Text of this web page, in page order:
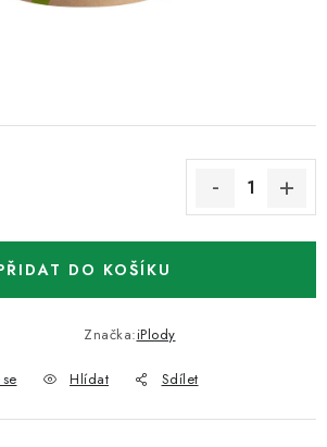
DO KOŠÍKU
Značka:iPlody
Hlídat Sdílet